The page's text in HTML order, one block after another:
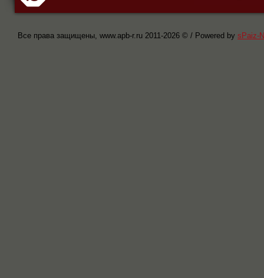
Все права защищены, www.apb-r.ru 2011-2026 © / Powered by sPaiz-